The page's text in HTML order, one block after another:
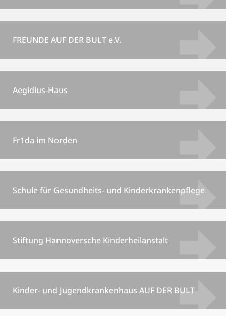
FREUNDE AUF DER BULT e.V.
Aegidius-Haus
Fr1da im Norden
Schule für Gesundheits- und Kinderkrankenpflege
Stiftung Hannoversche Kinderheilanstalt
Kinder- und Jugendkrankenhaus AUF DER BULT